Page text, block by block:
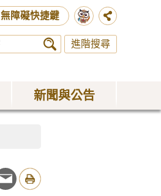
無障礙快捷鍵
進階搜尋
新聞與公告